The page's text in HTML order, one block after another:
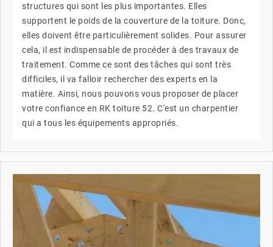
structures qui sont les plus importantes. Elles
supportent le poids de la couverture de la toiture. Donc,
elles doivent être particulièrement solides. Pour assurer
cela, il est indispensable de procéder à des travaux de
traitement. Comme ce sont des tâches qui sont très
difficiles, il va falloir rechercher des experts en la
matière. Ainsi, nous pouvons vous proposer de placer
votre confiance en RK toiture 52. C'est un charpentier
qui a tous les équipements appropriés.